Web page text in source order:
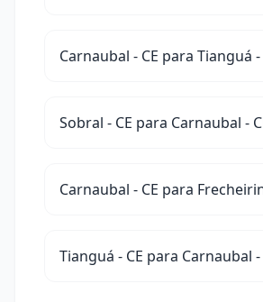
Carnaubal - CE para Tianguá -
Sobral - CE para Carnaubal -
Carnaubal - CE para
Tianguá - CE para Carnaubal -